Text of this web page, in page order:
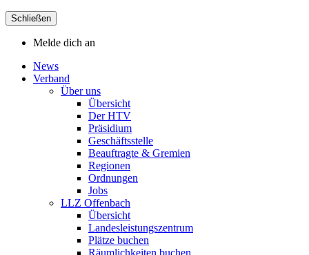
Schließen
Melde dich an
News
Verband
Über uns
Übersicht
Der HTV
Präsidium
Geschäftsstelle
Beauftragte & Gremien
Regionen
Ordnungen
Jobs
LLZ Offenbach
Übersicht
Landesleistungszentrum
Plätze buchen
Räumlichkeiten buchen